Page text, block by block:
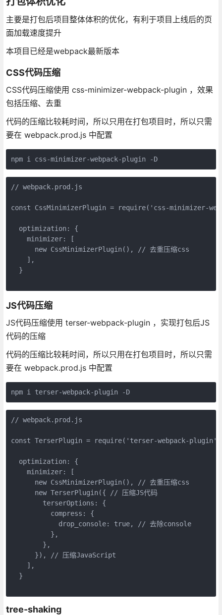
主要是打包后项目整体体积的优化，有利于项目上线后的页
面加载速度提升
本项目已经是webpack最新版本
CSS代码压缩
CSS代码压缩使用 css-minimizer-webpack-plugin ，效果
包括压缩、去重
代码的压缩比较耗时间，所以只用在打包项目时，所以只需
要在 webpack.prod.js 中配置
npm i css-minimizer-webpack-plugin -D
// webpack.prod.js
const CssMinimizerPlugin = require('css-minimizer-
  optimization: {
    minimizer: [
      new CssMinimizerPlugin(), // 去重压缩css
    ],
  }
JS代码压缩
JS代码压缩使用 terser-webpack-plugin ，实现打包后JS
代码的压缩
代码的压缩比较耗时间，所以只用在打包项目时，所以只需
要在 webpack.prod.js 中配置
npm i terser-webpack-plugin -D
// webpack.prod.js
const TerserPlugin = require('terser-webpack-plugin')
  optimization: {
    minimizer: [
      new CssMinimizerPlugin(), // 去重压缩css
      new TerserPlugin({ // 压缩JS代码
        terserOptions: {
          compress: {
            drop_console: true, // 去除console
          },
        },
      }), // 压缩JavaScript
    ],
  }
tree-shaking